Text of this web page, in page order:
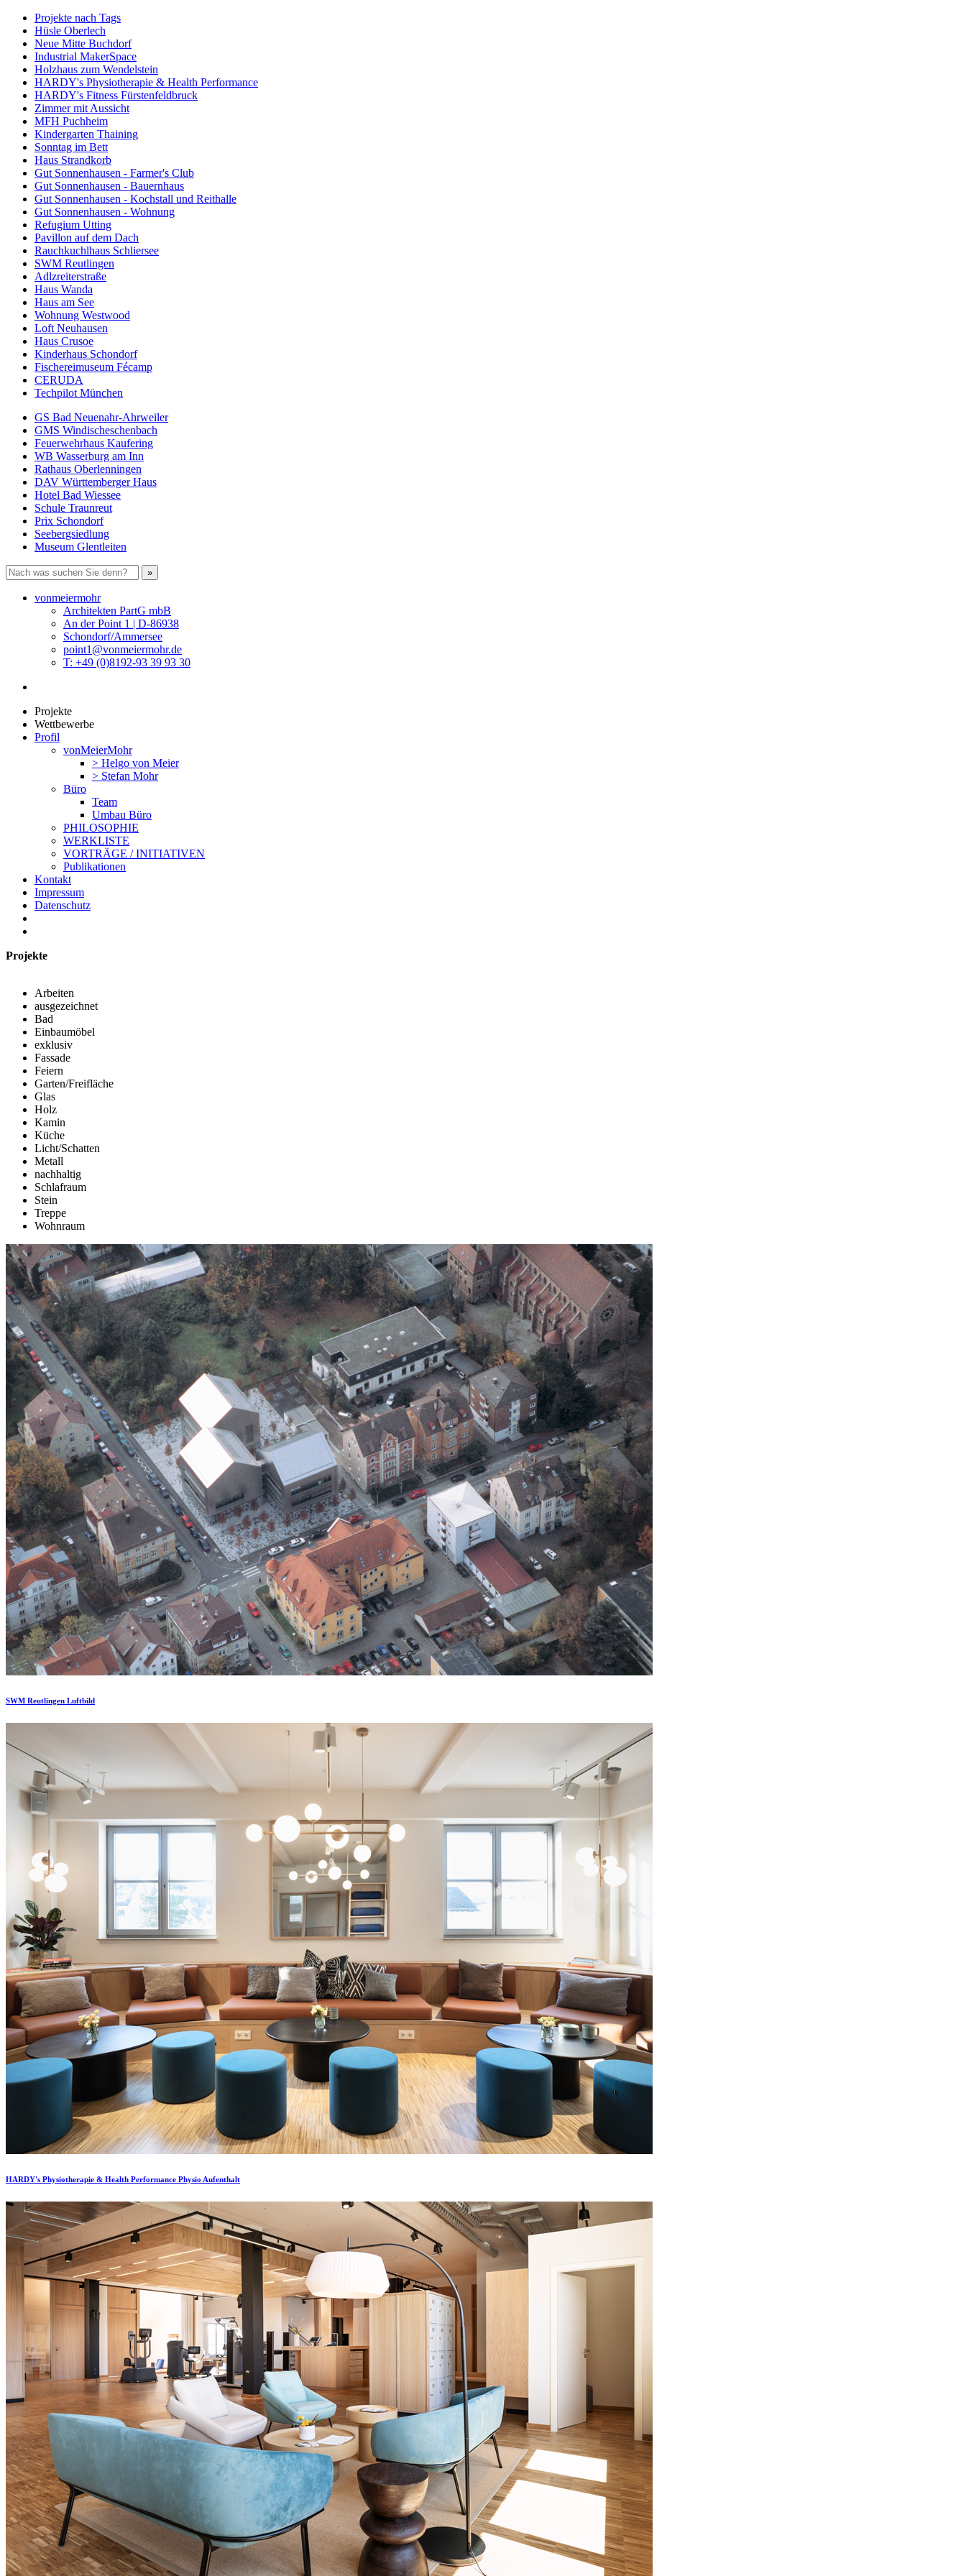
Projekte nach Tags
Hüsle Oberlech
Neue Mitte Buchdorf
Industrial MakerSpace
Holzhaus zum Wendelstein
HARDY's Physiotherapie & Health Performance
HARDY's Fitness Fürstenfeldbruck
Zimmer mit Aussicht
MFH Puchheim
Kindergarten Thaining
Sonntag im Bett
Haus Strandkorb
Gut Sonnenhausen - Farmer's Club
Gut Sonnenhausen - Bauernhaus
Gut Sonnenhausen - Kochstall und Reithalle
Gut Sonnenhausen - Wohnung
Refugium Utting
Pavillon auf dem Dach
Rauchkuchlhaus Schliersee
SWM Reutlingen
Adlzreiterstraße
Haus Wanda
Haus am See
Wohnung Westwood
Loft Neuhausen
Haus Crusoe
Kinderhaus Schondorf
Fischereimuseum Fécamp
CERUDA
Techpilot München
GS Bad Neuenahr-Ahrweiler
GMS Windischeschenbach
Feuerwehrhaus Kaufering
WB Wasserburg am Inn
Rathaus Oberlenningen
DAV Württemberger Haus
Hotel Bad Wiessee
Schule Traunreut
Prix Schondorf
Seebergsiedlung
Museum Glentleiten
vonmeiermohr
Architekten PartG mbB
An der Point 1 | D-86938
Schondorf/Ammersee
point1@vonmeiermohr.de
T: +49 (0)8192-93 39 93 30
Projekte
Wettbewerbe
Profil
vonMeierMohr
> Helgo von Meier
> Stefan Mohr
Büro
Team
Umbau Büro
PHILOSOPHIE
WERKLISTE
VORTRÄGE / INITIATIVEN
Publikationen
Kontakt
Impressum
Datenschutz
Projekte
Arbeiten
ausgezeichnet
Bad
Einbaumöbel
exklusiv
Fassade
Feiern
Garten/Freifläche
Glas
Holz
Kamin
Küche
Licht/Schatten
Metall
nachhaltig
Schlafraum
Stein
Treppe
Wohnraum
SWM Reutlingen Luftbild
HARDY's Physiotherapie & Health Performance Physio Aufenthalt